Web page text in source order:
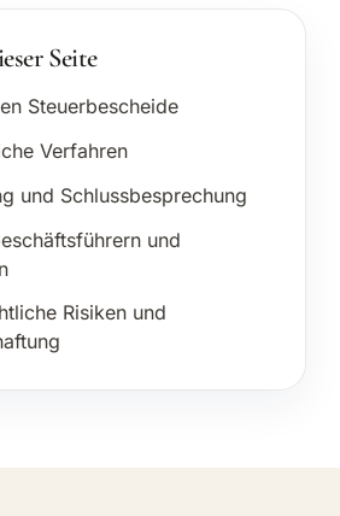
Seite
Steuerbescheide
Verfahren
und Schlussbesprechung
und
Risiken und